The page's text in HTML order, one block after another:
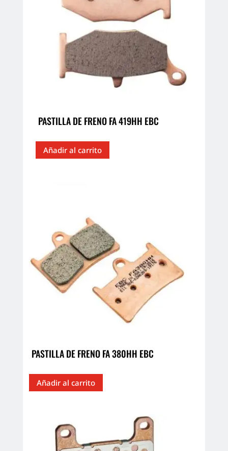
PASTILLA DE FRENO FA 419HH EBC
Añadir al carrito
PASTILLA DE FRENO FA 380HH EBC
Añadir al carrito